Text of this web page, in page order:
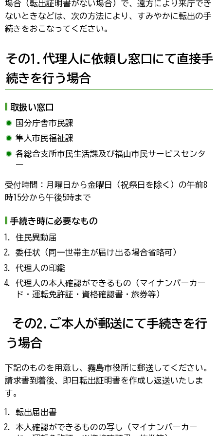
場合（転出証明書がない場合）で、遠方により来庁でき
ないときなどは、次の方法により、すみやかに転出の手
続きをおこなってください。
その1.代理人に依頼し窓口にて直接手
続きを行う場合
取扱い窓口
国分庁舎市民課
隼人市民福祉課
各総合支所市民生活課及び福山市民サービスセンタ
ー
受付時間：月曜日から金曜日（祝祭日を除く）の午前8
時15分から午後5時まで
手続き時に必要なもの
住民異動届
委任状（同一世帯主が届け出る場合省略可）
代理人の印鑑
代理人の本人確認ができるもの（マイナンバーカー
ド・運転免許証・資格確認書・旅券等）
その2.ご本人が郵送にて手続きを行
う場合
下記のものを用意し、霧島市役所に郵送してください。
請求書到着後、即日転出証明書を作成し返送いたしま
す。
転出届出書
本人確認ができるものの写し（マイナンバーカー